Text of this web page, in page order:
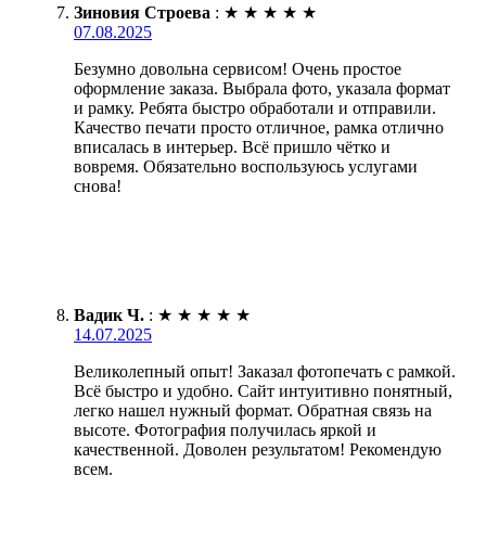
Зиновия Строева : ★ ★ ★ ★ ★
07.08.2025
Безумно довольна сервисом! Очень простое
оформление заказа. Выбрала фото, указала формат
и рамку. Ребята быстро обработали и отправили.
Качество печати просто отличное, рамка отлично
вписалась в интерьер. Всё пришло чётко и
вовремя. Обязательно воспользуюсь услугами
снова!
Вадик Ч. : ★ ★ ★ ★ ★
14.07.2025
Великолепный опыт! Заказал фотопечать с рамкой.
Всё быстро и удобно. Сайт интуитивно понятный,
легко нашел нужный формат. Обратная связь на
высоте. Фотография получилась яркой и
качественной. Доволен результатом! Рекомендую
всем.